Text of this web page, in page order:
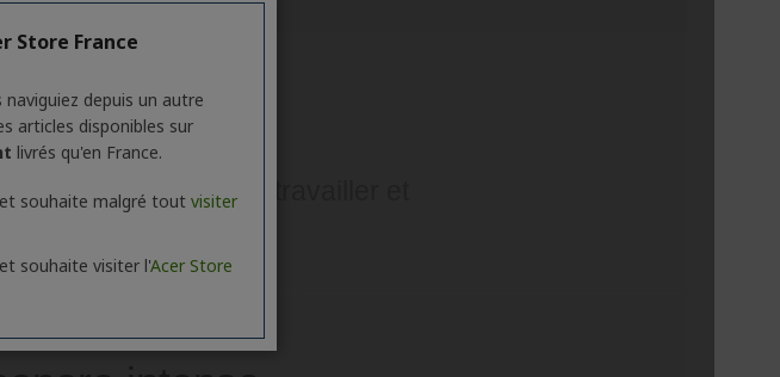
Store France
depuis un autre
articles disponibles sur
livrés qu'en France.
souhaite malgré tout visiter
souhaite visiter l'Acer Store